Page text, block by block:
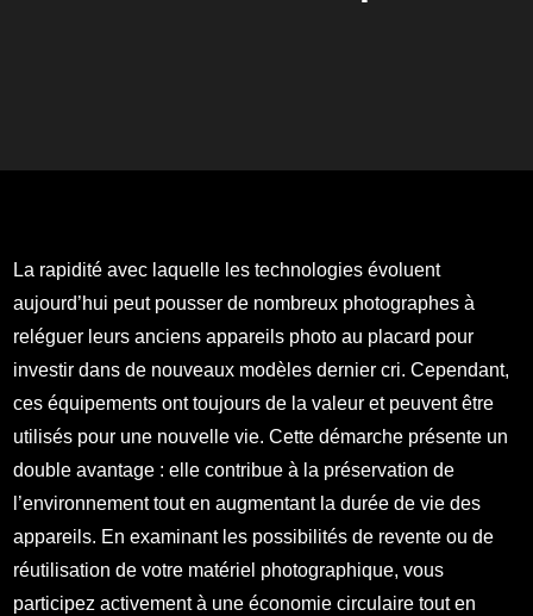
La rapidité avec laquelle les technologies évoluent
aujourd’hui peut pousser de nombreux photographes à
reléguer leurs anciens appareils photo au placard pour
investir dans de nouveaux modèles dernier cri. Cependant,
ces équipements ont toujours de la valeur et peuvent être
utilisés pour une nouvelle vie. Cette démarche présente un
double avantage : elle contribue à la préservation de
l’environnement tout en augmentant la durée de vie des
appareils. En examinant les possibilités de revente ou de
réutilisation de votre matériel photographique, vous
participez activement à une économie circulaire tout en